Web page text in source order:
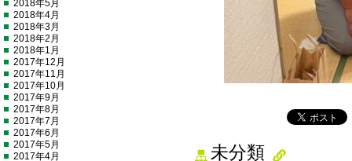
未分類
2018年5月
2018年4月
2018年3月
2018年2月
2018年1月
2017年12月
2017年11月
2017年10月
2017年9月
2017年8月
2017年7月
2017年6月
2017年5月
2017年4月